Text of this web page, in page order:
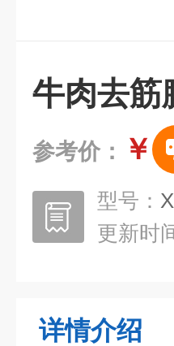
牛肉去筋
参考价： ￥
型号：
更新时
详情介绍